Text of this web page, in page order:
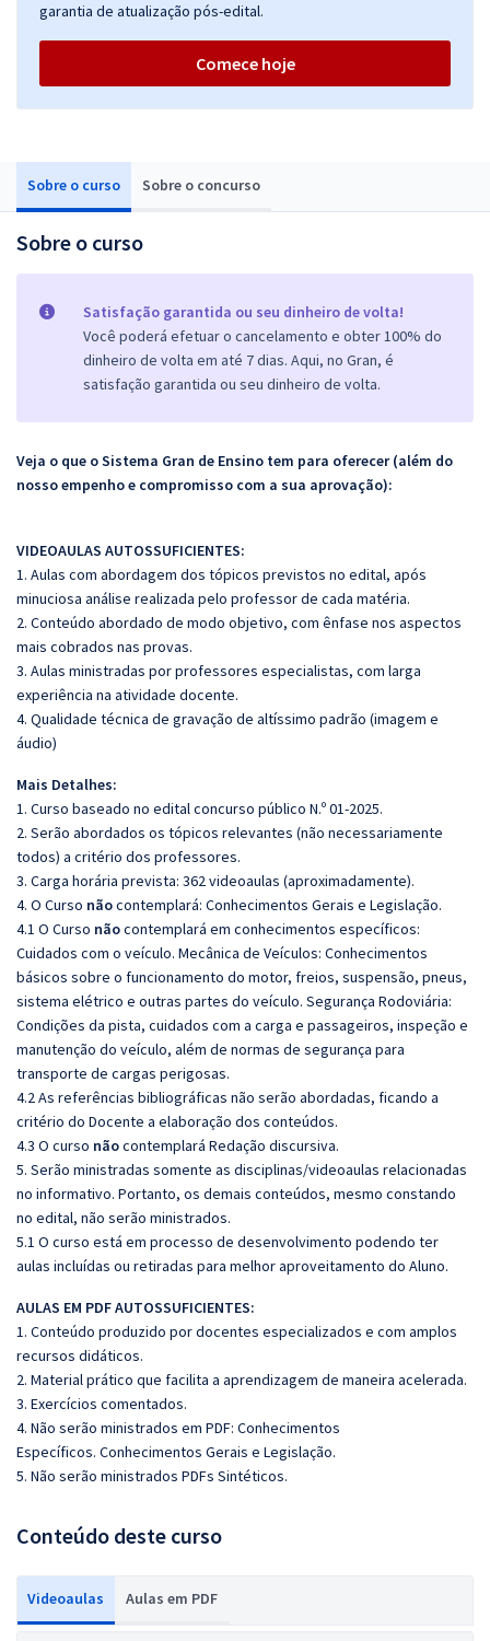
Sobre o curso Sobre o concurso
Sobre o curso
Satisfação garantida ou seu dinheiro de volta!
Você poderá efetuar o cancelamento e obter 100% do
dinheiro de volta em até 7 dias. Aqui, no Gran, é
satisfação garantida ou seu dinheiro de volta.
Veja o que o Sistema Gran de Ensino tem para oferecer (além do
nosso empenho e compromisso com a sua aprovação):
VIDEOAULAS AUTOSSUFICIENTES:
1. Aulas com abordagem dos tópicos previstos no edital, após
minuciosa análise realizada pelo professor de cada matéria.
2. Conteúdo abordado de modo objetivo, com ênfase nos aspectos
mais cobrados nas provas.
3. Aulas ministradas por professores especialistas, com larga
experiência na atividade docente.
4. Qualidade técnica de gravação de altíssimo padrão (imagem e
áudio)
Mais Detalhes:
1. Curso baseado no edital concurso público N.º 01-2025.
2. Serão abordados os tópicos relevantes (não necessariamente
todos) a critério dos professores.
3. Carga horária prevista: 362 videoaulas (aproximadamente).
4. O Curso nãocontemplará: Conhecimentos Gerais e Legislação.
4.1 O Curso nãocontemplará em conhecimentos específicos:
Cuidados com o veículo. Mecânica de Veículos: Conhecimentos
básicos sobre o funcionamento do motor, freios, suspensão, pneus,
sistema elétrico e outras partes do veículo. Segurança Rodoviária:
Condições da pista, cuidados com a carga e passageiros, inspeção e
manutenção do veículo, além de normas de segurança para
transporte de cargas perigosas.
4.2 As referências bibliográficas não serão abordadas, ficando a
critério do Docente a elaboração dos conteúdos.
4.3 O curso nãocontemplará Redação discursiva.
5. Serão ministradas somente as disciplinas/videoaulas relacionadas
no informativo. Portanto, os demais conteúdos, mesmo constando
no edital, não serão ministrados.
5.1 O curso está em processo de desenvolvimento podendo ter
aulas incluídas ou retiradas para melhor aproveitamento do Aluno.
AULAS EM PDF AUTOSSUFICIENTES:
1. Conteúdo produzido por docentes especializados e com amplos
recursos didáticos.
2. Material prático que facilita a aprendizagem de maneira acelerada.
3. Exercícios comentados.
4. Não serão ministrados em PDF: Conhecimentos
Específicos. Conhecimentos Gerais e Legislação.
5. Não serão ministrados PDFs Sintéticos.
Conteúdo deste curso
Videoaulas Aulas em PDF
garantia de atualização pós-edital.
Comece hoje